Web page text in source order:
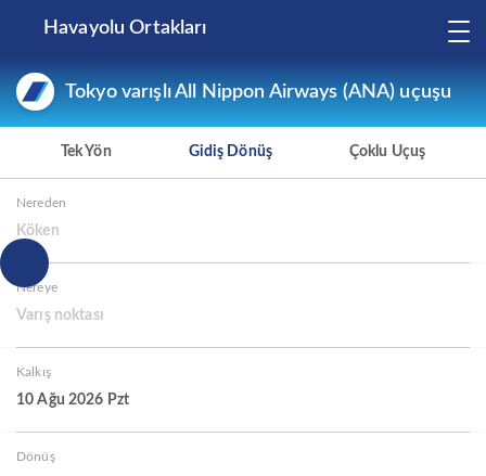
Havayolu Ortakları
Tokyo varışlı All Nippon Airways (ANA) uçuşu
Tek Yön Gidiş Dönüş Çoklu Uçuş
Nereden
Köken
Nereye
Varış noktası
Kalkış
10 Ağu 2026 Pzt
Dönüş